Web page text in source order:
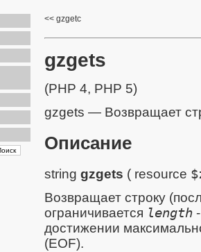
gzgetc
gzgets
(PHP 4, PHP 5)
gzgets — Возвращает
Описание
string gzgets ( resource
Возвращает строку
ограничивается length
достижении
(EOF).